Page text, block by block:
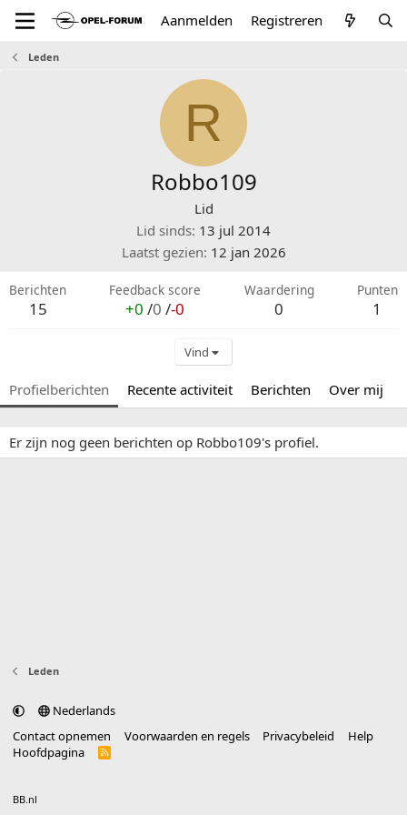
Aanmelden Registreren
Leden
R
Robbo109
Lid
Lid sinds 13 jul 2014
Laatst gezien 12 jan 2026
Berichten
15
Feedback score
+0 /0 /-0
Waardering
0
Punten
1
Vind
Profielberichten Recente activiteit Berichten Over mij
Er zijn nog geen berichten op Robbo109's profiel.
Leden
Nederlands
Contact opnemen
Voorwaarden en regels Privacybeleid
Help
Hoofdpagina
R
BB.nl